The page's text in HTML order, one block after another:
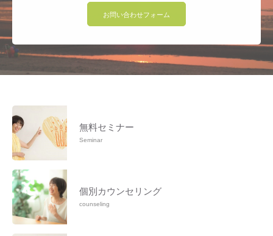
お問い合わせフォーム
無料セミナー
Seminar
個別カウンセリング
counseling